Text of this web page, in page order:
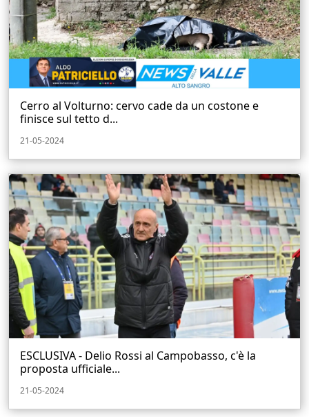
Cerro al Volturno: cervo cade da un costone e
finisce sul tetto d...
21-05-2024
ESCLUSIVA - Delio Rossi al Campobasso, c'è la
proposta ufficiale...
21-05-2024